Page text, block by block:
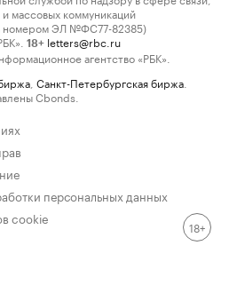
массовых коммуникаций
номером ЭЛ №ФС77-82385)
18+ letters@rbc.ru
агентство «РБК».
Санкт-Петербургская биржа
Cbonds.
персональных данных
cookie
18+